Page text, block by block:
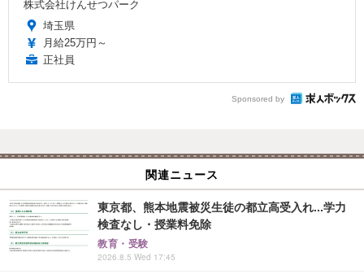
株式会社けんせつパーク
埼玉県
月給25万円～
正社員
Sponsored by
関連ニュース
東京都、熊本地震被災生徒の都立高受入れ...学力
検査なし・授業料免除
教育・受験
2026.8.5 Wed 17:45